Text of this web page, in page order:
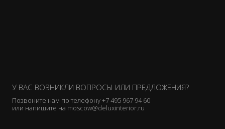
У ВАС ВОЗНИКЛИ ВОПРОСЫ ИЛИ ПРЕДЛОЖЕНИЯ?
Позвоните нам по телефону+7 495 967 94 60
или напишите на moscow@deluxinterior.ru